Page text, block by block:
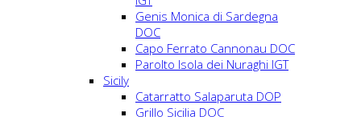
Genis Monica di Sardegna
DOC
Capo Ferrato Cannonau DOC
Parolto Isola dei Nuraghi IGT
Sicily
Catarratto Salaparuta DOP
Grillo Sicilia DOC